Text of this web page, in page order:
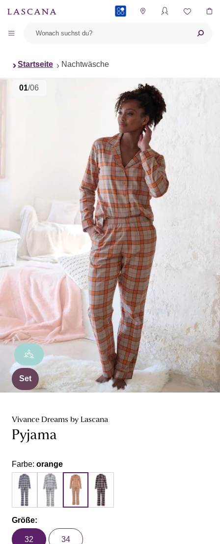
Startseite Nachtwäsche
01/06
Set
Vivance Dreams by Lascana
Pyjama
Farbe: orange
Größe:
32 34